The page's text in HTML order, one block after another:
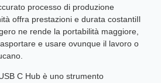
processo di produzione
offra prestazioni e durata costantiIl
ne rende la portabilità maggiore,
e usare ovunque il lavoro o
C Hub è uno strumento